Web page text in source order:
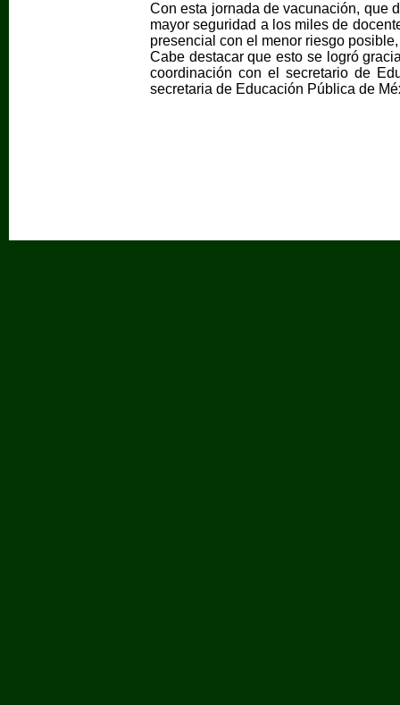
Con esta jornada de vacunación, que
mayor seguridad a los miles de
presencial con el menor riesgo
Cabe destacar que esto se logró
coordinación con el secretario de
secretaria de Educación Pública de